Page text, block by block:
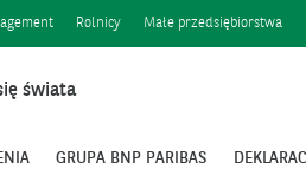
Rolnicy Małe przedsiębiorstwa
świata
GRUPA BNP PARIBAS